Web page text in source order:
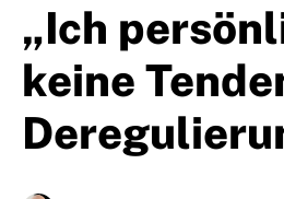
„Ich
keine